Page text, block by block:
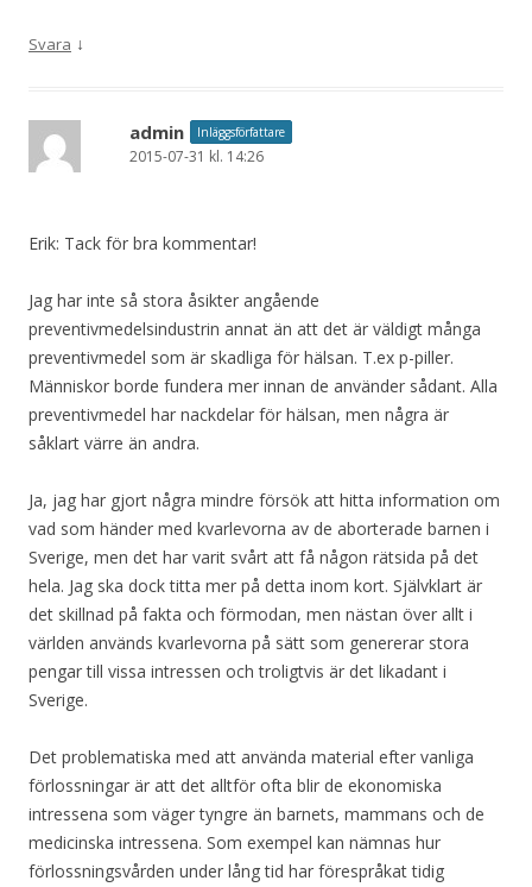
Svara ↓
admin Inläggsförfattare
2015-07-31 kl. 14:26
Erik: Tack för bra kommentar!
Jag har inte så stora åsikter angående
preventivmedelsindustrin annat än att det är väldigt många
preventivmedel som är skadliga för hälsan. T.ex p-piller.
Människor borde fundera mer innan de använder sådant. Alla
preventivmedel har nackdelar för hälsan, men några är
såklart värre än andra.
Ja, jag har gjort några mindre försök att hitta information om
vad som händer med kvarlevorna av de aborterade barnen i
Sverige, men det har varit svårt att få någon rätsida på det
hela. Jag ska dock titta mer på detta inom kort. Självklart är
det skillnad på fakta och förmodan, men nästan över allt i
världen används kvarlevorna på sätt som genererar stora
pengar till vissa intressen och troligtvis är det likadant i
Sverige.
Det problematiska med att använda material efter vanliga
förlossningar är att det alltför ofta blir de ekonomiska
intressena som väger tyngre än barnets, mammans och de
medicinska intressena. Som exempel kan nämnas hur
förlossningsvården under lång tid har förespråkat tidig